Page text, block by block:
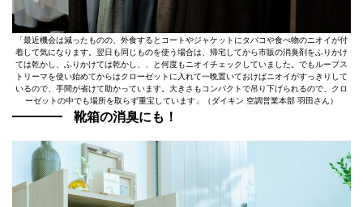
「最近機会は減ったものの、外食するとコートやジャケットにタバコや食べ物のニオイが付
着して気になります。翌日も同じものを使う場合は、帰宅してから市販の消臭剤をふりかけ
ては乾かし、ふりかけては乾かし、、と何度もニオイチェックしていました。でもループス
トリーマを使い始めてからはクローゼットに入れて一晩置いておけばニオイがすっきりして
いるので、手間が省けて助かっています。大きさもコンパクトで吊り下げられるので、クロ
ーゼットの中でも場所を取らず重宝しています」（ダイキン 空調営業本部 羽田さん）
靴箱の消臭にも！